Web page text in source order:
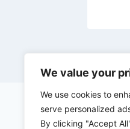
We value your
We use cookies to
serve personalized
By clicking "Accept